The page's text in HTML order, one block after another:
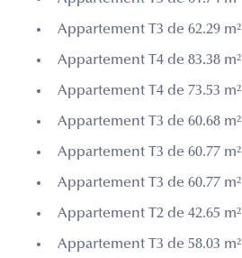
Appartement T3 de 62.29 m²
Appartement T4 de 83.38 m²
Appartement T4 de 73.53 m²
Appartement T3 de 60.68 m²
Appartement T3 de 60.77 m²
Appartement T3 de 60.77 m²
Appartement T2 de 42.65 m²
Appartement T3 de 58.03 m²